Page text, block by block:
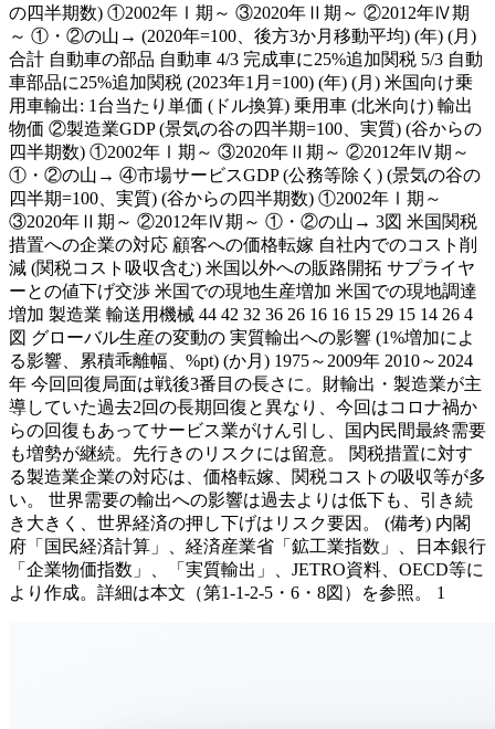
の四半期数) ①2002年Ⅰ期～ ③2020年Ⅱ期～ ②2012年Ⅳ期
～ ①・②の山→ (2020年=100、後方3か月移動平均) (年) (月)
合計 自動車の部品 自動車 4/3 完成車に25%追加関税 5/3 自動
車部品に25%追加関税 (2023年1月=100) (年) (月) 米国向け乗
用車輸出: 1台当たり単価 (ドル換算) 乗用車 (北米向け) 輸出
物価 ②製造業GDP (景気の谷の四半期=100、実質) (谷からの
四半期数) ①2002年Ⅰ期～ ③2020年Ⅱ期～ ②2012年Ⅳ期～
①・②の山→ ④市場サービスGDP (公務等除く) (景気の谷の
四半期=100、実質) (谷からの四半期数) ①2002年Ⅰ期～
③2020年Ⅱ期～ ②2012年Ⅳ期～ ①・②の山→ 3図 米国関税
措置への企業の対応 顧客への価格転嫁 自社内でのコスト削
減 (関税コスト吸収含む) 米国以外への販路開拓 サプライヤ
ーとの値下げ交渉 米国での現地生産増加 米国での現地調達
増加 製造業 輸送用機械 44 42 32 36 26 16 16 15 29 15 14 26 4
図 グローバル生産の変動の 実質輸出への影響 (1%増加によ
る影響、累積乖離幅、%pt) (か月) 1975～2009年 2010～2024
年 今回回復局面は戦後3番目の長さに。財輸出・製造業が主
導していた過去2回の長期回復と異なり、今回はコロナ禍か
らの回復もあってサービス業がけん引し、国内民間最終需要
も増勢が継続。先行きのリスクには留意。 関税措置に対す
る製造業企業の対応は、価格転嫁、関税コストの吸収等が多
い。 世界需要の輸出への影響は過去よりは低下も、引き続
き大きく、世界経済の押し下げはリスク要因。 (備考) 内閣
府「国民経済計算」、経済産業省「鉱工業指数」、日本銀行
「企業物価指数」、「実質輸出」、JETRO資料、OECD等に
より作成。詳細は本文（第1-1-2-5・6・8図）を参照。 1